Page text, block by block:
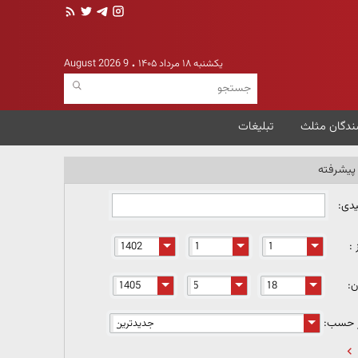
یکشنبه ۱۸ مرداد ۱۴۰۵ 9 August 2026
مثلث تبلیغات
:
حسب: